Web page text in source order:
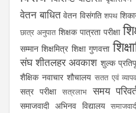
वेतन बाधित वेतन विसंगति शपथ
छात्र अनुपात शिक्षक पात्रता परीक्षा
सम्मान शिक्षमित्र शिक्षा गुणवत्ता
संघ शीतलहर अवकाश शुल्क
शैक्षिक नवाचार शौचालय सतत एवं
सत्र परीक्षा सत्रलाभ समय
समाजवादी अभिनव विद्यालय